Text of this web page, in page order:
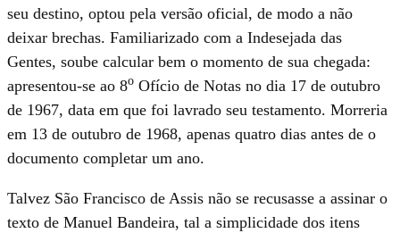
seu destino, optou pela versão oficial, de modo a não
deixar brechas. Familiarizado com a Indesejada das
Gentes, soube calcular bem o momento de sua chegada:
apresentou-se ao 8o Ofício de Notas no dia 17 de outubro
de 1967, data em que foi lavrado seu testamento. Morreria
em 13 de outubro de 1968, apenas quatro dias antes de o
documento completar um ano.
Talvez São Francisco de Assis não se recusasse a assinar o
texto de Manuel Bandeira, tal a simplicidade dos itens